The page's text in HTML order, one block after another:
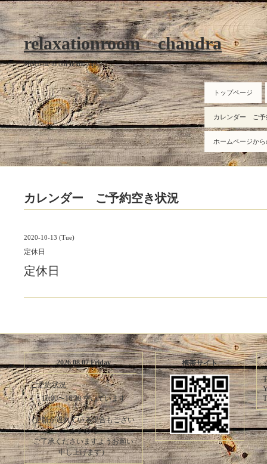
relaxationroom chandra
Welcome to our homepage
トップページ
カレンダー ご予
ホームページか
カレンダー ご予約空き状況
2020-10-13 (Tue)
定休日
定休日
2026.08.07 Friday
ご予約状況
10:00〜16:30 空いています
(更新が遅れている場合もござい
ますので
ご了承くださいますようお願い
申し上げます）
携帯サイト